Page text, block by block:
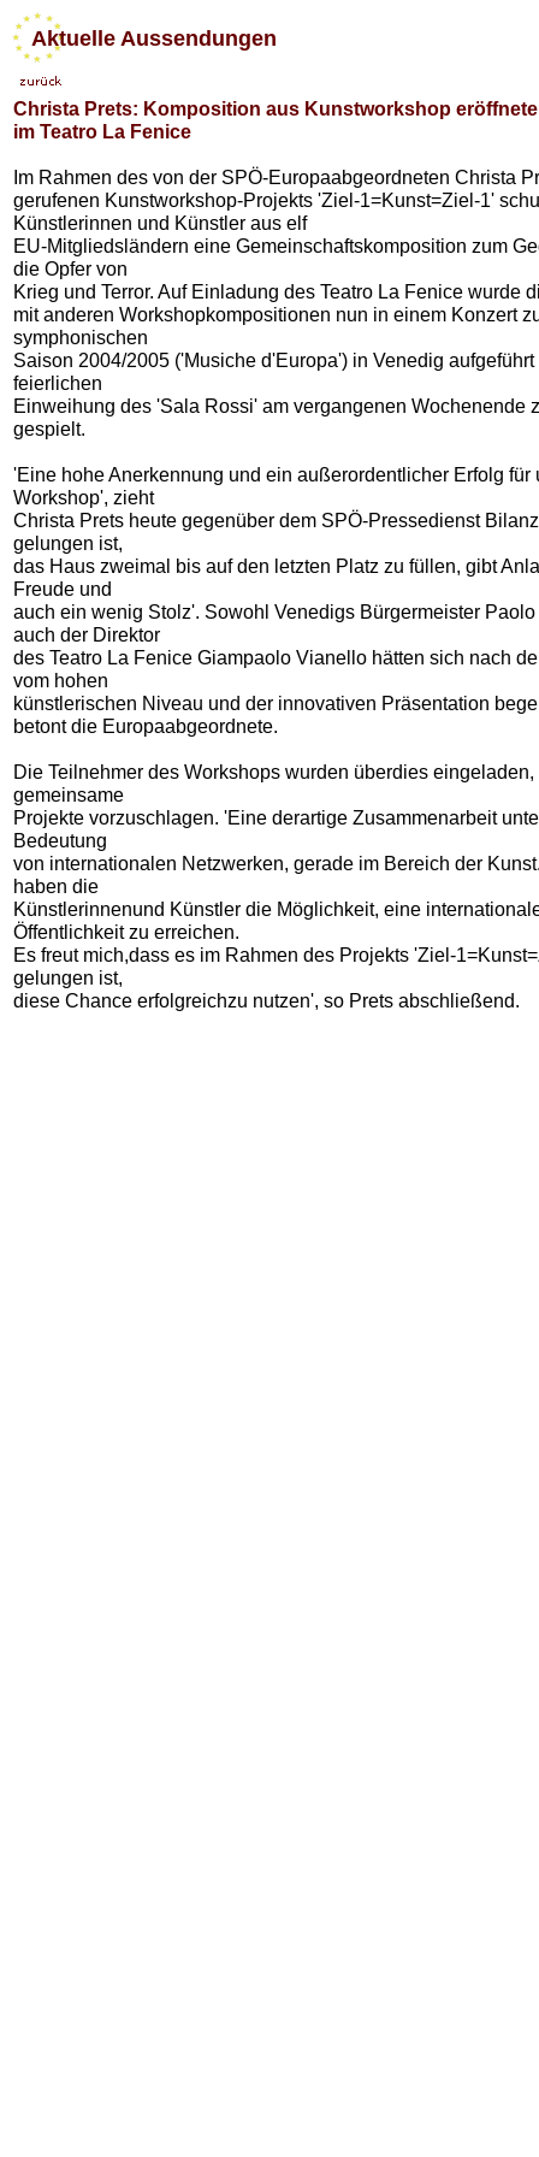
Aktuelle Aussendungen
Christa Prets: Komposition aus Kunstworkshop
im Teatro La Fenice
Im Rahmen des von der SPÖ-Europaabgeordneten Christa
gerufenen Kunstworkshop-Projekts 'Ziel-1=Kunst=Ziel-1'
Künstlerinnen und Künstler aus elf
EU-Mitgliedsländern eine Gemeinschaftskomposition zum
die Opfer von
Krieg und Terror. Auf Einladung des Teatro La Fenice wurde
mit anderen Workshopkompositionen nun in einem Konzert
symphonischen
Saison 2004/2005 ('Musiche d'Europa') in Venedig
feierlichen
Einweihung des 'Sala Rossi' am vergangenen Wochenende
gespielt.
'Eine hohe Anerkennung und ein außerordentlicher Erfolg für
Workshop', zieht
Christa Prets heute gegenüber dem SPÖ-Pressedienst
gelungen ist,
das Haus zweimal bis auf den letzten Platz zu füllen, gibt
Freude und
auch ein wenig Stolz'. Sowohl Venedigs Bürgermeister
auch der Direktor
des Teatro La Fenice Giampaolo Vianello hätten sich nach
vom hohen
künstlerischen Niveau und der innovativen Präsentation
betont die Europaabgeordnete.
Die Teilnehmer des Workshops wurden überdies
gemeinsame
Projekte vorzuschlagen. 'Eine derartige Zusammenarbeit
Bedeutung
von internationalen Netzwerken, gerade im Bereich der
haben die
Künstlerinnenund Künstler die Möglichkeit, eine
Öffentlichkeit zu erreichen.
Es freut mich,dass es im Rahmen des Projekts 'Ziel-
gelungen ist,
diese Chance erfolgreichzu nutzen', so Prets abschließend.